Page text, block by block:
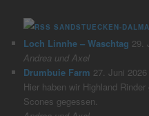
SANDSTUECKEN-
Loch Linnhe – Waschtag 29.
Andrea und Axel
Drumbuie Farm 27. Juni 2026
Hier haben wir Highland
Scones gegessen.